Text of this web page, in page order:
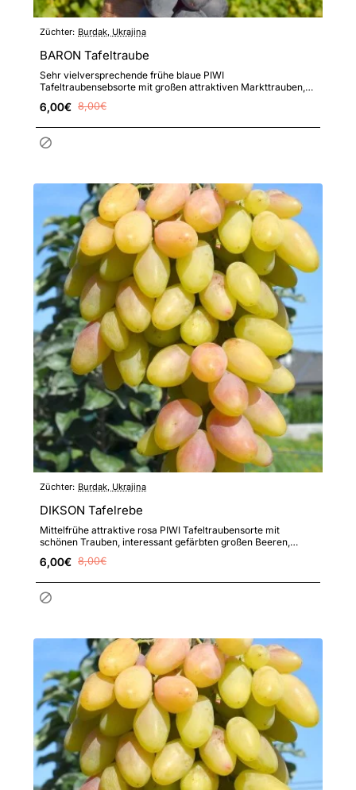
Züchter: Burdak, Ukrajina
BARON Tafeltraube
Sehr vielversprechende frühe blaue PIWI
Tafeltraubensebsorte mit großen attraktiven Markttrauben,
6,00€ 8,00€
Züchter: Burdak, Ukrajina
DIKSON Tafelrebe
Mittelfrühe attraktive rosa PIWI Tafeltraubensorte mit
schönen Trauben, interessant gefärbten großen Beeren,
6,00€ 8,00€